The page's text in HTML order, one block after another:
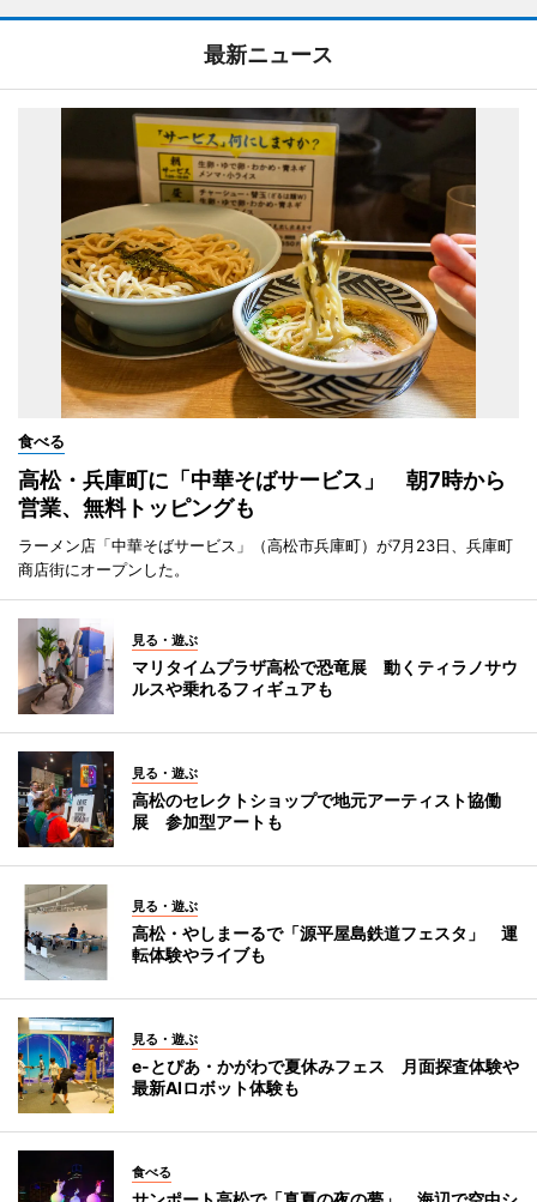
最新ニュース
食べる
高松・兵庫町に「中華そばサービス」 朝7時から
営業、無料トッピングも
ラーメン店「中華そばサービス」（高松市兵庫町）が7月23日、兵庫町
商店街にオープンした。
見る・遊ぶ
マリタイムプラザ高松で恐竜展 動くティラノサウ
ルスや乗れるフィギュアも
見る・遊ぶ
高松のセレクトショップで地元アーティスト協働
展 参加型アートも
見る・遊ぶ
高松・やしまーるで「源平屋島鉄道フェスタ」 運
転体験やライブも
見る・遊ぶ
e-とぴあ・かがわで夏休みフェス 月面探査体験や
最新AIロボット体験も
食べる